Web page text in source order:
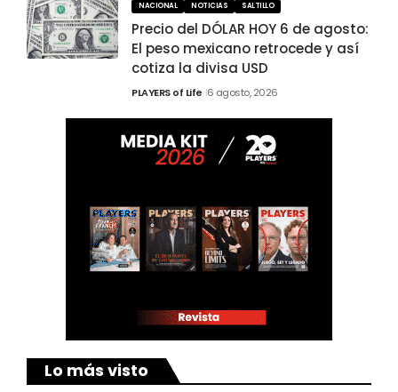
NACIONAL NOTICIAS SALTILLO
Precio del DÓLAR HOY 6 de agosto:
El peso mexicano retrocede y así
cotiza la divisa USD
PLAYERS of Life 6 agosto, 2026
Lo más visto